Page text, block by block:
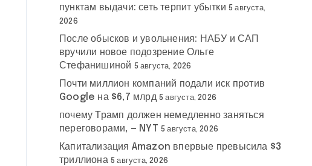
пунктам выдачи: сеть терпит убытки 5 августа,
2026
После обысков и увольнения: НАБУ и САП
вручили новое подозрение Ольге
Стефанишиной 5 августа, 2026
Почти миллион компаний подали иск против
Google на $6,7 млрд 5 августа, 2026
почему Трамп должен немедленно заняться
переговорами, — NYT 5 августа, 2026
Капитализация Amazon впервые превысила $3
триллиона 5 августа, 2026